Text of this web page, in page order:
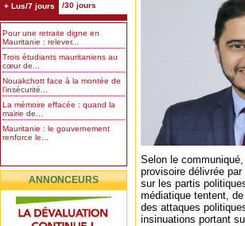
+ Lus/7 jours /30 jours
Pour une retraite digne en
Mauritanie : relever...
Trois étudiants mauritaniens au
cœur de...
Nouakchott face à la montée de
l’insécurité...
La mémoire effacée : quand la
mairie de...
Mauritanie : le gouvernement
renforce le...
ANNONCEURS
Selon le
provisoire délivrée
sur les partis
médiatique tentent,
des attaques
insinuations portant